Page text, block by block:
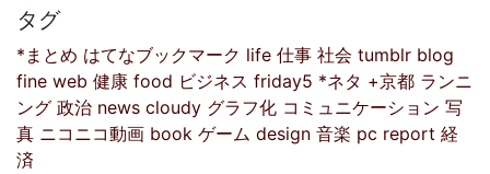
タグ
*まとめ はてなブックマーク life 仕事 社会 tumblr blog
fine web 健康 food ビジネス friday5 *ネタ +京都 ランニ
ング 政治 news cloudy グラフ化 コミュニケーション 写
真 ニコニコ動画 book ゲーム design 音楽 pc report 経
済